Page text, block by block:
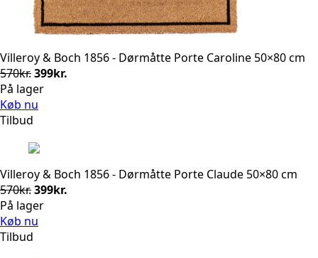
Villeroy & Boch 1856 - Dørmåtte Porte Caroline 50×80 cm
570kr.Den
oprindelige
pris
399kr.
På lager
Køb nu
Tilbud
Villeroy & Boch 1856 - Dørmåtte Porte Claude 50×80 cm
570kr.Den
oprindelige
pris
399kr.
På lager
Køb nu
Tilbud